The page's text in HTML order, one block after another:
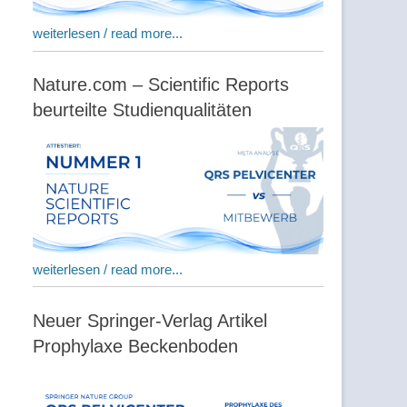
weiterlesen / read more...
Nature.com – Scientific Reports
beurteilte Studienqualitäten
weiterlesen / read more...
Neuer Springer-Verlag Artikel
Prophylaxe Beckenboden